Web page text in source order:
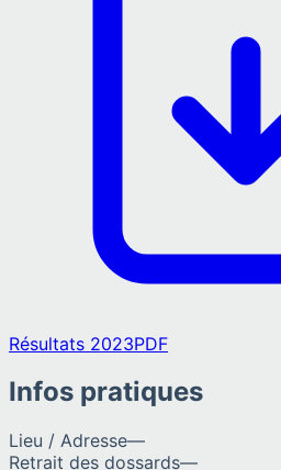
Résultats 2023PDF
Infos pratiques
Lieu / Adresse—
Retrait des dossards—